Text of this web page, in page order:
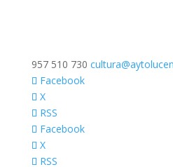
957 510 730
Facebook
X
RSS
Facebook
X
RSS